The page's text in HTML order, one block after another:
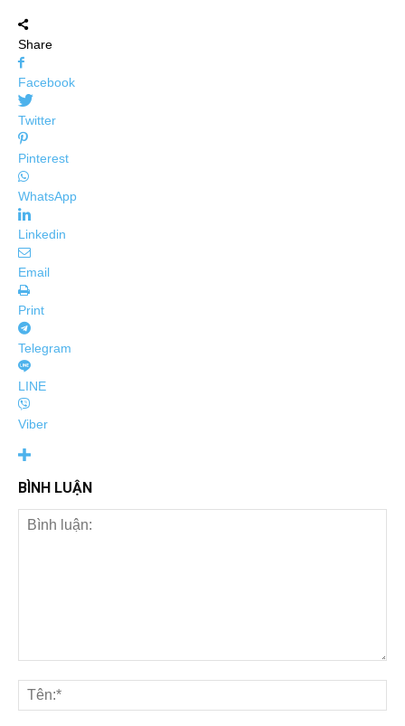
Share
Facebook
Twitter
Pinterest
WhatsApp
Linkedin
Email
Print
Telegram
LINE
Viber
BÌNH LUẬN